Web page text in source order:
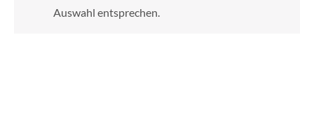
Auswahl entsprechen.